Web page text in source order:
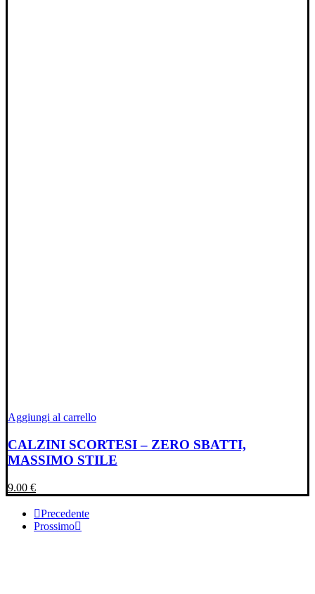
Aggiungi al carrello
CALZINI SCORTESI – ZERO SBATTI,
MASSIMO STILE
9.00 €
Precedente
Prossimo